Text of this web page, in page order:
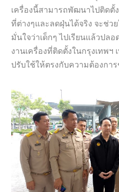
เครื่องนี้สามารถพัฒนาไปติดตั้
ที่ต่างๆและลดฝุ่นได้จริง จะช่ว
มั่นใจว่าเด็กๆ ไปเรียนแล้วปล
งานเครื่องที่ติดตั้งในกรุงเทพฯ
ปรับใช้ให้ตรงกับความต้องกา